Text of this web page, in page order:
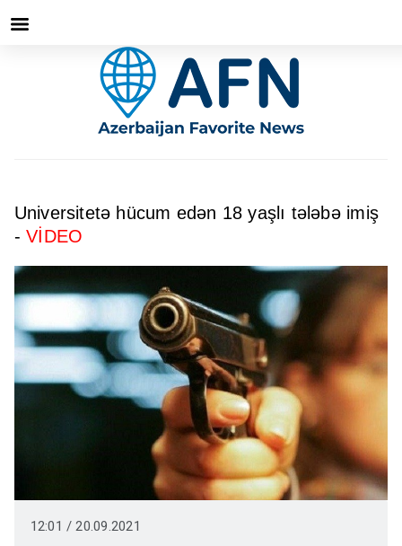
Universitetə hücum edən 18 yaşlı tələbə imiş
-VİDEO
12:01 / 20.09.2021